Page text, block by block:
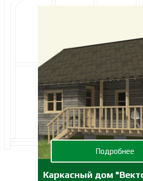
Каркасный дом
Подробнее